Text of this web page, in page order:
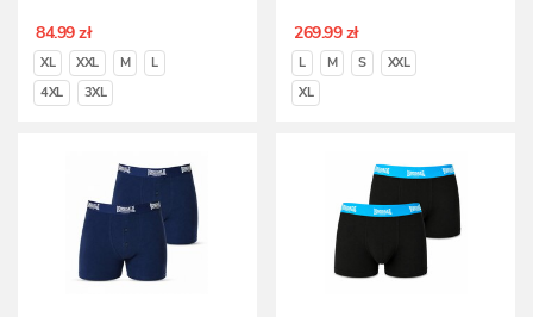
84.99 zł
XL XXL M
L
4XL
3XL
269.99 zł
L M S
XXL
XL